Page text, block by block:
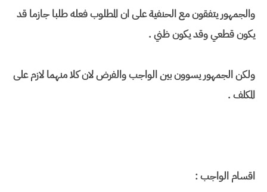
والجمهور يتفقون مع الحنفية على ان المطلوب فعله طلبا جازما قد
يكون قطعي وقد يكون ظني .
ولكن الجمهور يسوون بين الواجب والفرض لان كلا منهما لازم على
المكلف .
اقسام الواجب :